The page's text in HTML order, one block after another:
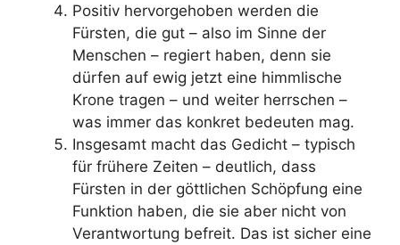
Positiv hervorgehoben werden die
Fürsten, die gut – also im Sinne der
Menschen – regiert haben, denn sie
dürfen auf ewig jetzt eine himmlische
Krone tragen – und weiter herrschen –
was immer das konkret bedeuten mag.
Insgesamt macht das Gedicht – typisch
für frühere Zeiten – deutlich, dass
Fürsten in der göttlichen Schöpfung eine
Funktion haben, die sie aber nicht von
Verantwortung befreit. Das ist sicher eine